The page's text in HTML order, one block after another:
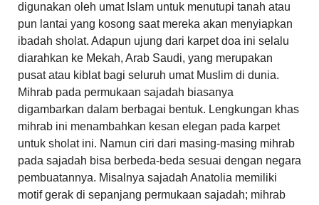
digunakan oleh umat Islam untuk menutupi tanah atau
pun lantai yang kosong saat mereka akan menyiapkan
ibadah sholat. Adapun ujung dari karpet doa ini selalu
diarahkan ke Mekah, Arab Saudi, yang merupakan
pusat atau kiblat bagi seluruh umat Muslim di dunia.
Mihrab pada permukaan sajadah biasanya
digambarkan dalam berbagai bentuk. Lengkungan khas
mihrab ini menambahkan kesan elegan pada karpet
untuk sholat ini. Namun ciri dari masing-masing mihrab
pada sajadah bisa berbeda-beda sesuai dengan negara
pembuatannya. Misalnya sajadah Anatolia memiliki
motif gerak di sepanjang permukaan sajadah; mihrab